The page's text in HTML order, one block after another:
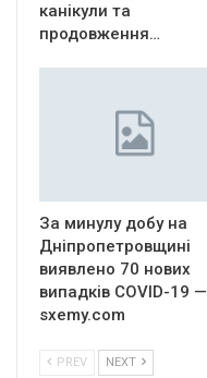
канікули та
продовження…
За минулу добу на
Дніпропетровщині
виявлено 70 нових
випадків COVID-19 —
sxemy.com
PREV NEXT